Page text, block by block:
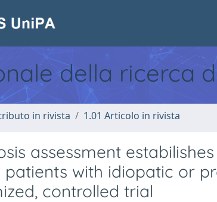
della ricerca
in rivista 1.01 Articolo in rivista
assessment
with idiopatic or
controlled trial